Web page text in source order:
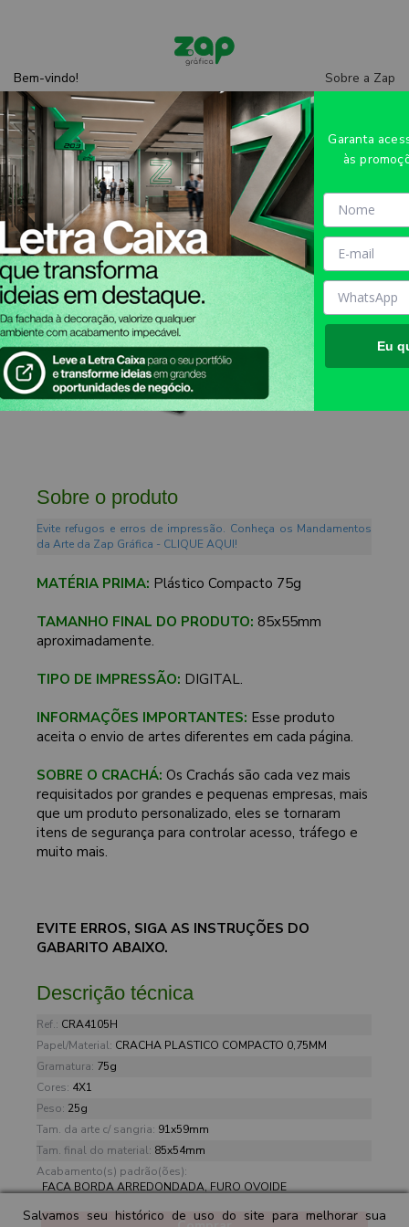
Bem-vindo!
Entre
oucadastre-se
Sobre a Zap
Central de
CRACHÁ CRACHÁ HORIZONTAL
0,75MM - 4X1 - 5unid - CRA4105H
Sobre o produto
Evite refugos e erros de impressão. Conheça os Mandamentos
da Arte da Zap Gráfica - CLIQUE AQUI!
MATÉRIA PRIMA: Plástico Compacto 75g
TAMANHO FINAL DO PRODUTO: 85x55mm
aproximadamente.
TIPO DE IMPRESSÃO: DIGITAL.
INFORMAÇÕES IMPORTANTES: Esse produto
aceita o envio de artes diferentes em cada página.
SOBRE O CRACHÁ: Os Crachás são cada vez mais
requisitados por grandes e pequenas empresas, mais
que um produto personalizado, eles se tornaram
itens de segurança para controlar acesso, tráfego e
muito mais.
EVITE ERROS, SIGA AS INSTRUÇÕES DO
GABARITO ABAIXO.
Descrição técnica
Ref.: CRA4105H
Papel/Material: CRACHA PLASTICO COMPACTO 0,75MM
Gramatura: 75g
Cores: 4X1
Peso: 25g
Tam. da arte c/ sangria: 91x59mm
Tam. final do material: 85x54mm
Acabamento(s) padrão(ões):
FACA BORDA ARREDONDADA, FURO OVOIDE
Salvamos seu histórico de uso do site para melhorar sua
Garanta
às
Eu